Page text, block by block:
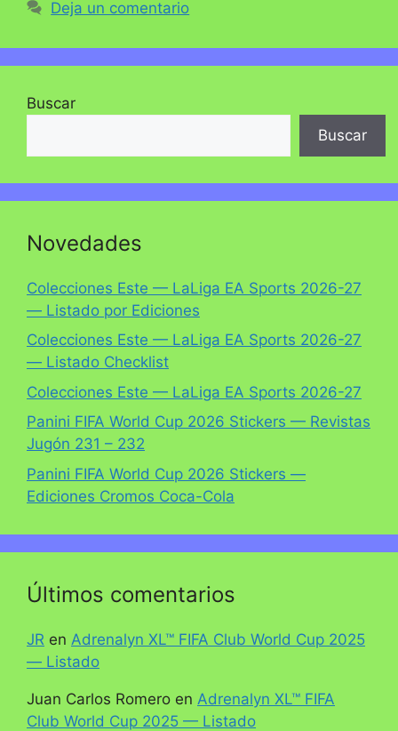
Deja un comentario
Buscar
Buscar
Novedades
Colecciones Este — LaLiga EA Sports 2026-27
— Listado por Ediciones
Colecciones Este — LaLiga EA Sports 2026-27
— Listado Checklist
Colecciones Este — LaLiga EA Sports 2026-27
Panini FIFA World Cup 2026 Stickers — Revistas
Jugón 231 – 232
Panini FIFA World Cup 2026 Stickers —
Ediciones Cromos Coca-Cola
Últimos comentarios
JR en Adrenalyn XL™ FIFA Club World Cup 2025
— Listado
Juan Carlos Romero en Adrenalyn XL™ FIFA
Club World Cup 2025 — Listado